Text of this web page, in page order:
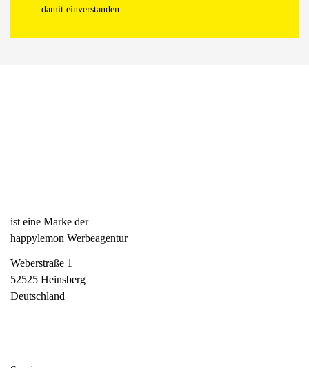
damit einverstanden.
ist eine Marke der
happylemon Werbeagentur
Weberstraße 1
52525 Heinsberg
Deutschland